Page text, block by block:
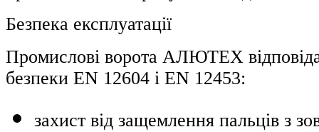
Безпека експлуатації
Промислові ворота АЛЮТЕХ
безпеки EN 12604 і EN 12453:
захист від защемлення пальців з